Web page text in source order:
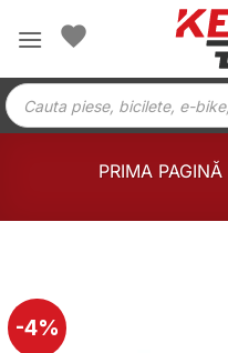
Products
search
PRIMA PAGINĂ
-4%